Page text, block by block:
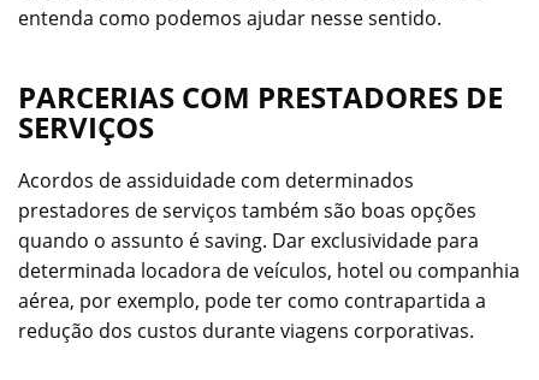
entenda como podemos ajudar nesse sentido.
PARCERIAS COM PRESTADORES DE
SERVIÇOS
Acordos de assiduidade com determinados
prestadores de serviços também são boas opções
quando o assunto é saving. Dar exclusividade para
determinada locadora de veículos, hotel ou companhia
aérea, por exemplo, pode ter como contrapartida a
redução dos custos durante viagens corporativas.